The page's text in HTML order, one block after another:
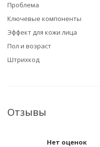
Проблема
Ключевые компоненты
Эффект для кожи лица
Пол и возраст
Штрихкод
Отзывы
Нет оценок